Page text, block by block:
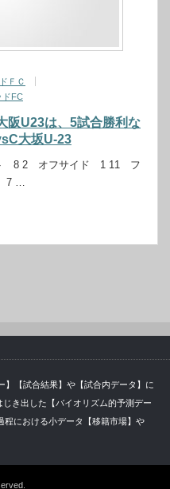
ＦＣ
ドFC
阪U23は、5試合勝利な
大坂U-23
ト 8 2 オフサイド 1 11 フ
7 …
】【試合結果】や【試合内データ】に
き出した【バイオリズム的予測デー
程における小データ【移籍市場】や